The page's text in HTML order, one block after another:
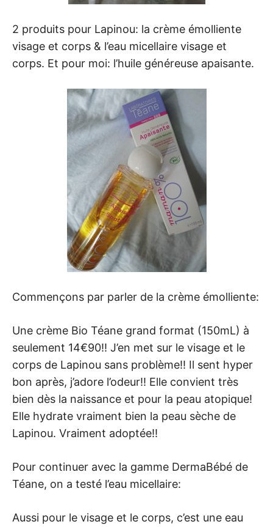
2 produits pour Lapinou: la crème émolliente
visage et corps & l’eau micellaire visage et
corps. Et pour moi: l’huile généreuse apaisante.
Commençons par parler de la crème émolliente:
Une crème Bio Téane grand format (150mL) à
seulement 14€90!! J’en met sur le visage et le
corps de Lapinou sans problème!! Il sent hyper
bon après, j’adore l’odeur!! Elle convient très
bien dès la naissance et pour la peau atopique!
Elle hydrate vraiment bien la peau sèche de
Lapinou. Vraiment adoptée!!
Pour continuer avec la gamme DermaBébé de
Téane, on a testé l’eau micellaire:
Aussi pour le visage et le corps, c’est une eau